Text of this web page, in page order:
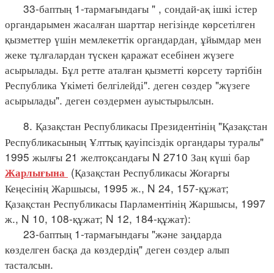
33-баптың 1-тармағындағы " , сондай-ақ ішкі істер
органдарымен жасалған шарттар негізінде көрсетілген
қызметтер үшін мемлекеттік органдардан, ұйымдар мен
жеке тұлғалардан түскен қаражат есебінен жүзеге
асырылады. Бұл ретте аталған қызметті көрсету тәртібін
Республика Үкіметі белгілейді". деген сөздер "жүзеге
асырылады". деген сөздермен ауыстырылсын.
8. Қазақстан Республикасы Президентінің "Қазақстан
Республикасының Ұлттық қауіпсіздік органдары туралы"
1995 жылғы 21 желтоқсандағы N 2710 Заң күші бар
Жарлығына (Қазақстан Республикасы Жоғарғы
Кеңесінің Жаршысы, 1995 ж., N 24, 157-құжат;
Қазақстан Республикасы Парламентінің Жаршысы, 1997
ж., N 10, 108-құжат; N 12, 184-құжат):
23-баптың 1-тармағындағы "және заңдарда
көзделген басқа да көздердің" деген сөздер алып
тасталсын.